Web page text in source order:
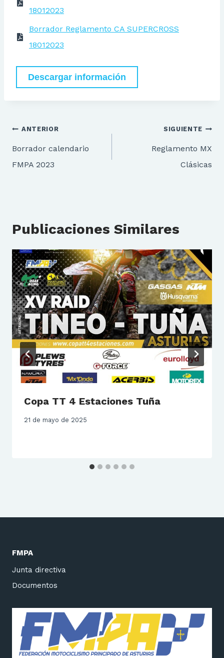
18012023
Borrador Reglamento CA SUPERCROSS
18012023
Descargar información
Navegación
de
entradas
ANTERIOR
Borrador calendario
FMPA 2023
SIGUIENTE
Reglamento MX
Clásicas
Publicaciones Similares
Copa TT 4 Estaciones Tuña
21 de mayo de 2025
FMPA
Junta directiva
Documentos